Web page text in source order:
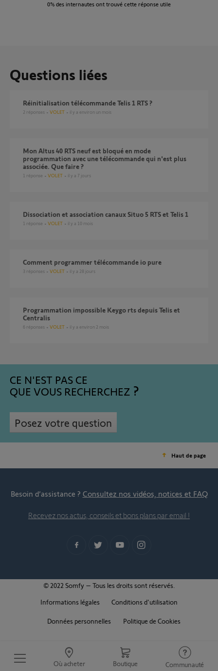
Où acheter Boutique Communauté
0% des internautes ont trouvé cette réponse utile
Questions liées
réinitialisation télécommande Telis 1 RTS ?
2 réponses VOLET il y a environ un mois
Mon Altus 40 RTS neuf est bloqué en mode
programmation avec une télécommande qui n'est plus
associée. Que faire ?
1 réponse VOLET il y a 7 jours
dissociation et association canaux Situo 5 RTS et Telis 1
1 réponse VOLET il y a 10 mois
Comment programmer télécommande io pure
3 réponses VOLET il y a 28 jours
Programmation impossible Keygo rts depuis Telis et
Centralis
6 réponses VOLET il y a environ 2 mois
CE N'EST PAS CE
QUE VOUS RECHERCHEZ
Posez votre question
Haut de page
Besoin d’assistance ? Consultez nos vidéos, notices et FAQ
Recevez nos actus, conseils et bons plans par email !
© 2022 Somfy – Tous les droits sont réservés.
Informations légales
Conditions d'utilisation
Données personnelles Politique de Cookies